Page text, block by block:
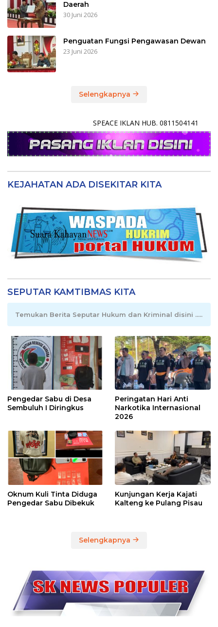
Daerah
30 Juni 2026
Penguatan Fungsi Pengawasan Dewan
23 Juni 2026
Selengkapnya
SPEACE IKLAN HUB. 0811504141
KEJAHATAN ADA DISEKITAR KITA
SEPUTAR KAMTIBMAS KITA
Temukan Berita Seputar Hukum dan Kriminal disini .....
Pengedar Sabu di Desa
Sembuluh I Diringkus
Peringatan Hari Anti
Narkotika Internasional
2026
Oknum Kuli Tinta Diduga
Pengedar Sabu Dibekuk
Kunjungan Kerja Kajati
Kalteng ke Pulang Pisau
Selengkapnya